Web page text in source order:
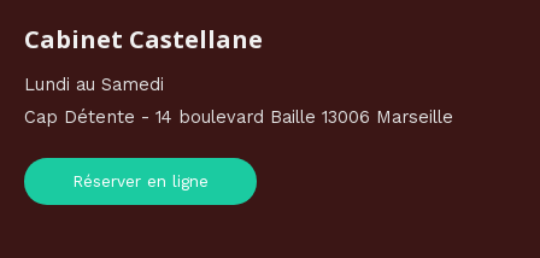
Cabinet Castellane
Lundi au Samedi
Cap Détente - 14 boulevard Baille 13006 Marseille
Réserver en ligne